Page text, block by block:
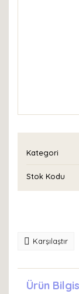
Kategori
Stok Kodu
Karşılaştır
Ürün